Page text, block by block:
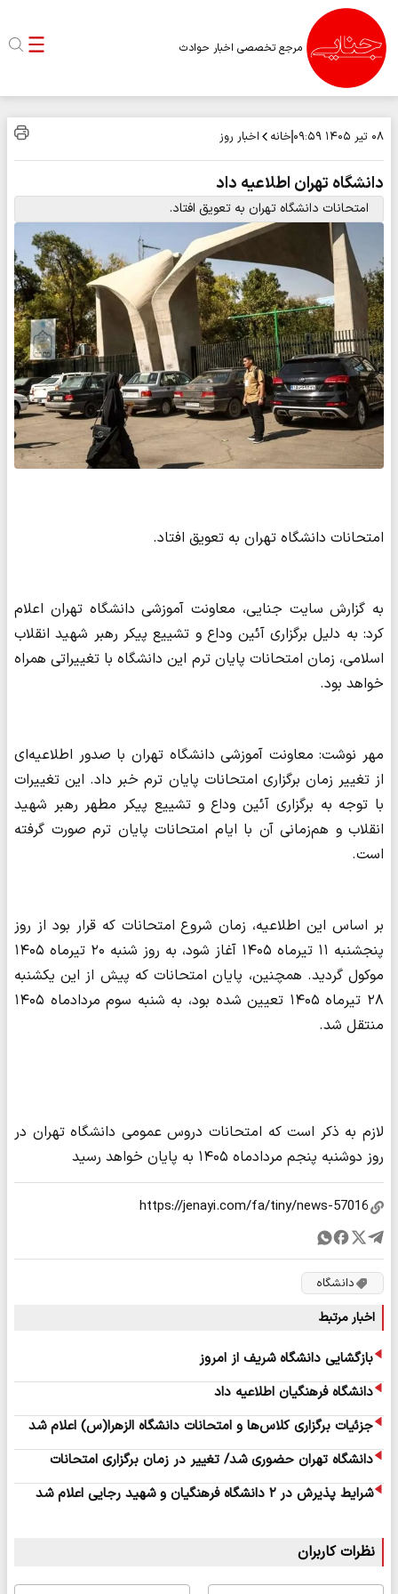
مرجع تخصصی اخبار حوادث
۰۸ تیر ۱۴۰۵ ۰۹:۵۹ خانه اخبار روز
دانشگاه تهران اطلاعیه داد
امتحانات دانشگاه تهران به تعویق افتاد.
امتحانات دانشگاه تهران به تعویق افتاد.
به گزارش سایت جنایی، معاونت آموزشی دانشگاه تهران اعلام
کرد: به دلیل برگزاری آئین وداع و تشییع پیکر رهبر شهید انقلاب
اسلامی، زمان امتحانات پایان ترم این دانشگاه با تغییراتی همراه
خواهد بود.
مهر نوشت: معاونت آموزشی دانشگاه تهران با صدور اطلاعیه‌ای
از تغییر زمان برگزاری امتحانات پایان ترم خبر داد. این تغییرات
با توجه به برگزاری آئین وداع و تشییع پیکر مطهر رهبر شهید
انقلاب و هم‌زمانی آن با ایام امتحانات پایان ترم صورت گرفته
است.
بر اساس این اطلاعیه، زمان شروع امتحانات که قرار بود از روز
پنجشنبه ۱۱ تیرماه ۱۴۰۵ آغاز شود، به روز شنبه ۲۰ تیرماه ۱۴۰۵
موکول گردید. همچنین، پایان امتحانات که پیش از این یکشنبه
۲۸ تیرماه ۱۴۰۵ تعیین شده بود، به شنبه سوم مردادماه ۱۴۰۵
منتقل شد.
لازم به ذکر است که امتحانات دروس عمومی دانشگاه تهران در
روز دوشنبه پنجم مردادماه ۱۴۰۵ به پایان خواهد رسید
دانشگاه
اخبار مرتبط
بازگشایی دانشگاه شریف از امروز
دانشگاه فرهنگیان اطلاعیه داد
جزئیات برگزاری کلاس‌ها و امتحانات دانشگاه الزهرا(س) اعلام شد
دانشگاه تهران حضوری شد/ تغییر در زمان برگزاری امتحانات
شرایط پذیرش در ۲ دانشگاه فرهنگیان و شهید رجایی اعلام شد
نظرات کاربران